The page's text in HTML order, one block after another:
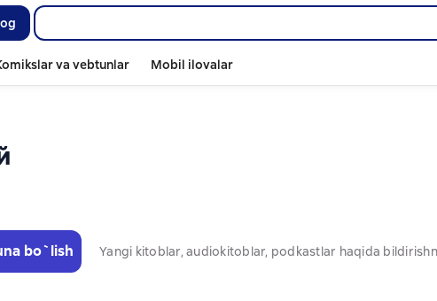
va vebtunlar Mobil ilovalar
bo`lish Yangi kitoblar, audiokitoblar, podkastlar haqida